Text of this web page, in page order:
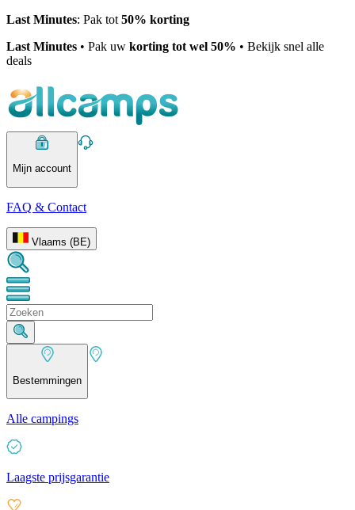
Last Minutes: Pak tot 50% korting
Last Minutes • Pak uw korting tot wel 50% • Bekijk snel alle
deals
Mijn account
FAQ & Contact
Vlaams (BE)
Bestemmingen
Alle campings
Laagste prijsgarantie